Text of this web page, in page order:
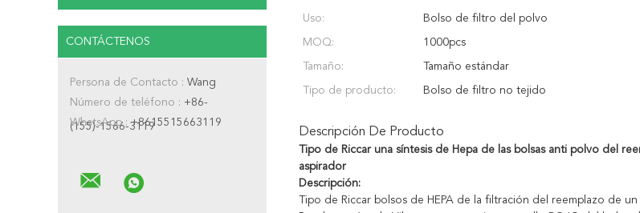
CONTÁCTENOS
Persona de Contacto : Wang
Número de teléfono : +86-
(155)-1566-3119
WhatsApp : +8615515663119
Uso: Bolso de filtro del polvo
MOQ: 1000pcs
Tamaño: Tamaño estándar
Tipo de producto: Bolso de filtro no tejido
Descripción De Producto
Tipo de Riccar una síntesis de Hepa de las bolsas anti polvo del
aspirador
Descripción:
Tipo de Riccar bolsos de HEPA de la filtración del reemplazo de